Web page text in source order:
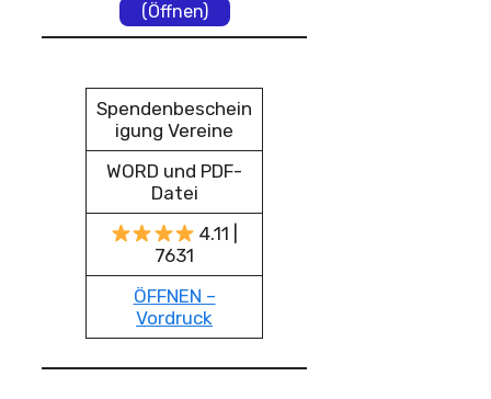
(Öffnen)
Spendenbeschein
igung Vereine
WORD und PDF-
Datei
4.11 |
7631
ÖFFNEN –
Vordruck